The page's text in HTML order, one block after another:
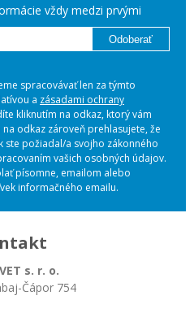
vždy medzi prvými
Odoberať
spracovávať len za týmto
a zásadami ochrany
kliknutím na odkaz, ktorý vám
odkaz zároveň prehlasujete, že
ste požiadal/a svojho zákonného
vašich osobných údajov.
písomne, emailom alebo
informačného emailu.
s. r. o.
Čápor 754